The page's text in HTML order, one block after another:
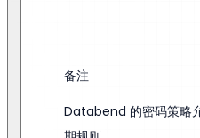
备注
Databend 的密码策略